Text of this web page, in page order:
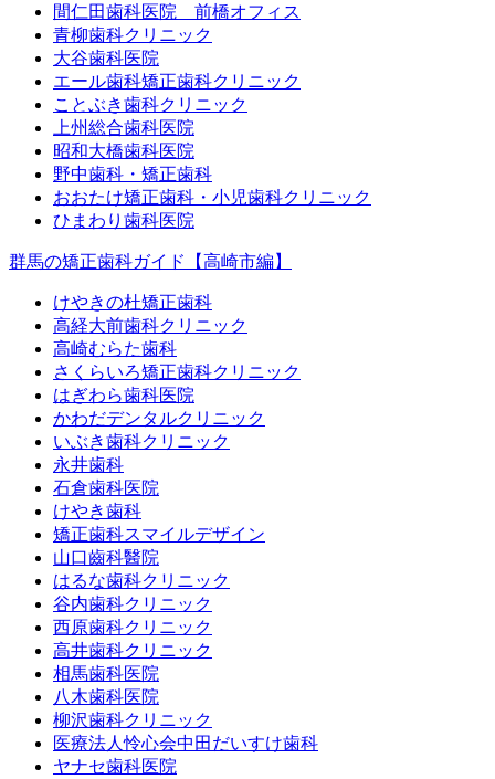
間仁田歯科医院 前橋オフィス
青柳歯科クリニック
大谷歯科医院
エール歯科矯正歯科クリニック
ことぶき歯科クリニック
上州総合歯科医院
昭和大橋歯科医院
野中歯科・矯正歯科
おおたけ矯正歯科・小児歯科クリニック
ひまわり歯科医院
群馬の矯正歯科ガイド【高崎市編】
けやきの杜矯正歯科
高経大前歯科クリニック
高崎むらた歯科
さくらいろ矯正歯科クリニック
はぎわら歯科医院
かわだデンタルクリニック
いぶき歯科クリニック
永井歯科
石倉歯科医院
けやき歯科
矯正歯科スマイルデザイン
山口齒科醫院
はるな歯科クリニック
谷内歯科クリニック
西原歯科クリニック
高井歯科クリニック
相馬歯科医院
八木歯科医院
柳沢歯科クリニック
医療法人怜心会中田だいすけ歯科
ヤナセ歯科医院